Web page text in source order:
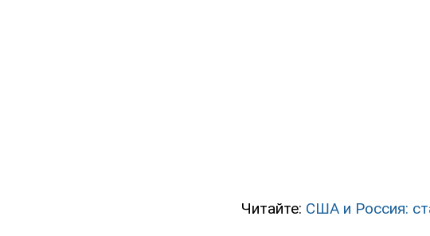
Читайте: США и Россия: